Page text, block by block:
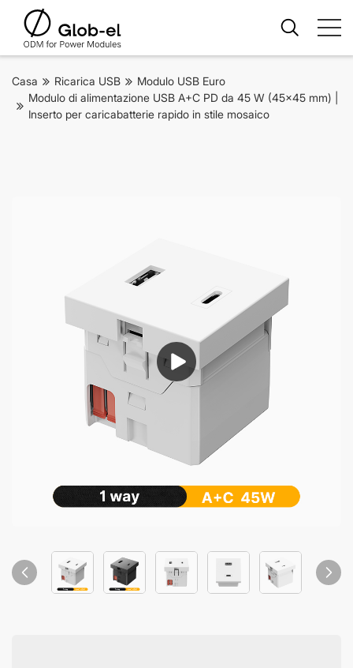
Casa Ricarica USB
Modulo USB Euro
Modulo di alimentazione USB A+C PD da 45 W (45x45 mm) |
Inserto per caricabatterie rapido in stile mosaico